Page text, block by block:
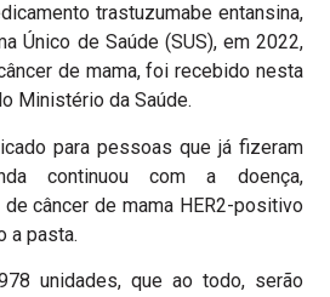
trastuzumabe entansina,
Único de Saúde (SUS), em 2022,
de mama, foi recebido nesta
Ministério da Saúde.
para pessoas que já fizeram
continuou com a doença,
câncer de mama HER2-positivo
a pasta.
unidades, que ao todo, serão